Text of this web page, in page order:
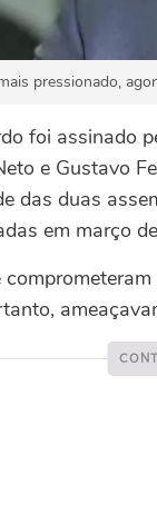
pressionado,
foi assinado
e Gustavo
das duas
em março